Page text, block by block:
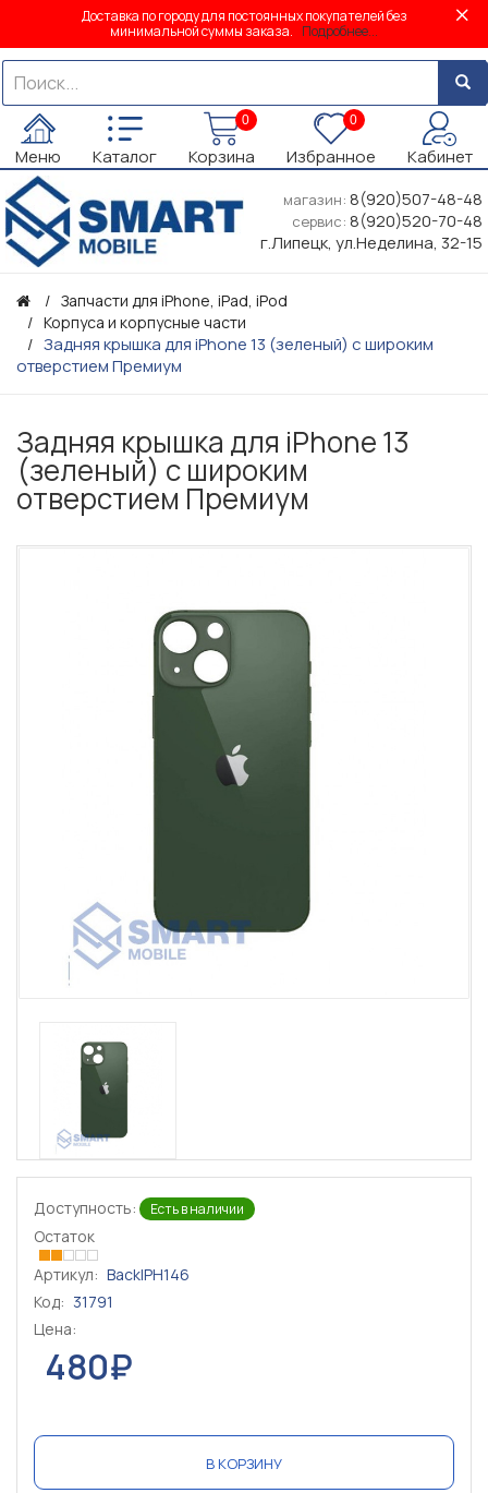
Доставка по городу для постоянных покупателей без
минимальной суммы заказа. Подробнее...
Меню Каталог
0
Корзина
0
Избранное Кабинет
магазин: 8(920)507-48-48
сервис: 8(920)520-70-48
г.Липецк, ул.Неделина, 32-15
Запчасти для iPhone, iPad, iPod
Корпуса и корпусные части
Задняя крышка для iPhone 13 (зеленый) с широким
отверстием Премиум
Задняя крышка для iPhone 13
(зеленый) с широким
отверстием Премиум
Доступность: Есть в наличии
Остаток
Артикул: BackIPH146
Код: 31791
Цена:
480₽
В КОРЗИНУ